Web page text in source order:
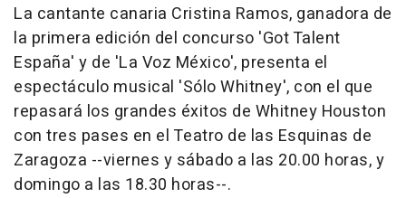
La cantante canaria Cristina Ramos, ganadora de
la primera edición del concurso 'Got Talent
España' y de 'La Voz México', presenta el
espectáculo musical 'Sólo Whitney', con el que
repasará los grandes éxitos de Whitney Houston
con tres pases en el Teatro de las Esquinas de
Zaragoza --viernes y sábado a las 20.00 horas, y
domingo a las 18.30 horas--.